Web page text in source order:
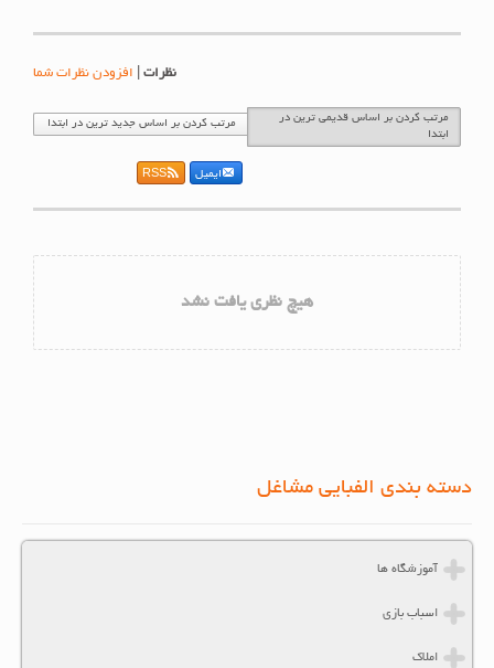
نظرات |افزودن نظرات شما
مرتب کردن بر اساس قدیمی ترین در
مرتب کردن بر اساس جدید ترین در ابتدا
ایمیل RSS
هیچ نظری یافت نشد
دسته بندی الفبایی مشاغل
آموزشگاه ها
اسباب بازی
املاک